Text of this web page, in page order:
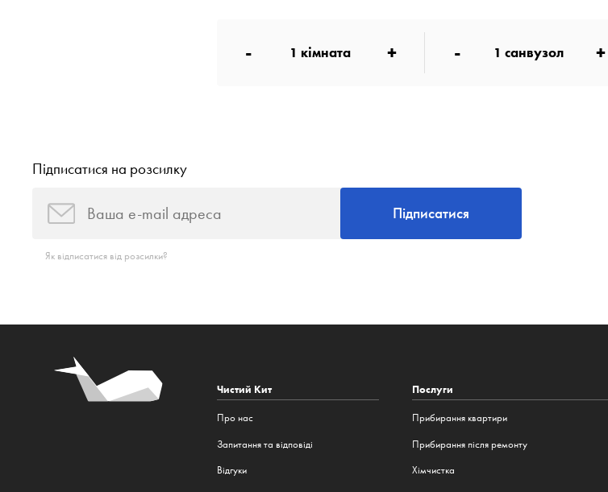
- 1 кімната + - 1 санвузол +
Підписатися на розсилку
Підписатися
Як відписатися від розсилки?
Чистий Кит
Про нас
Запитання та відповіді
Відгуки
Послуги
Прибирання квартири
Прибирання після ремонту
Хімчистка